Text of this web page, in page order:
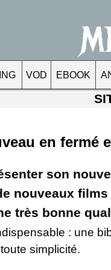
VOD EBOOK
en fermé
son
nouveaux
très bonne
: une
simplicité.